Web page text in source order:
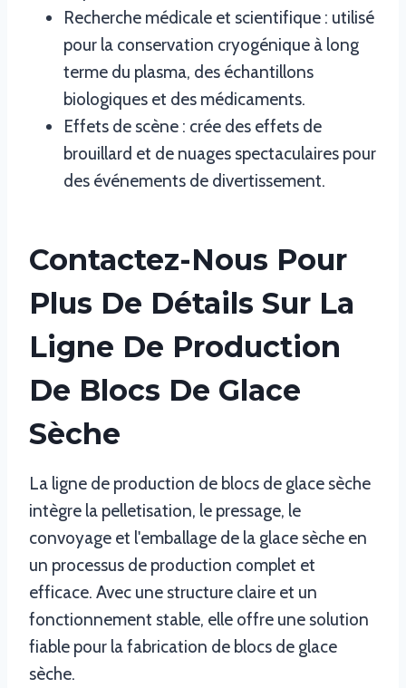
Recherche médicale et scientifique : utilisé
pour la conservation cryogénique à long
terme du plasma, des échantillons
biologiques et des médicaments.
Effets de scène : crée des effets de
brouillard et de nuages spectaculaires pour
des événements de divertissement.
Contactez-Nous Pour
Plus De Détails Sur La
Ligne De Production
De Blocs De Glace
Sèche
La ligne de production de blocs de glace sèche
intègre la pelletisation, le pressage, le
convoyage et l'emballage de la glace sèche en
un processus de production complet et
efficace. Avec une structure claire et un
fonctionnement stable, elle offre une solution
fiable pour la fabrication de blocs de glace
sèche.